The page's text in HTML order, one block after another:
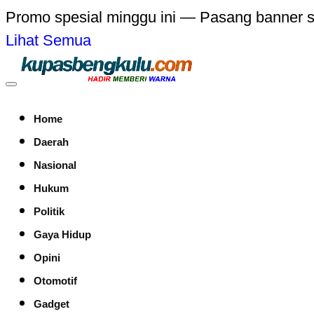
Promo spesial minggu ini — Pasang banner
Lihat Semua
Home
Daerah
Nasional
Hukum
Politik
Gaya Hidup
Opini
Otomotif
Gadget